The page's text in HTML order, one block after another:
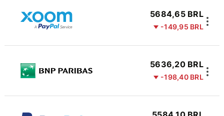
5684,65 BRL
-149,95 BRL
5636,20 BRL
-198,40 BRL